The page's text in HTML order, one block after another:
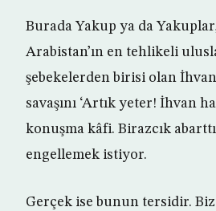
Burada Yakup ya da
Arabistan’ın en tehlikeli
şebekelerden birisi olan
savaşını ‘Artık yeter! İhvan
konuşma kâfi. Birazcık
engellemek istiyor.
Gerçek ise bunun tersidir.